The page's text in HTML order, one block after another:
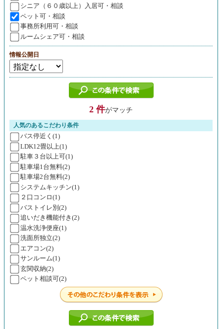
シニア（６０歳以上）入居可・相談
ペット可・相談
事務所利用可・相談
ルームシェア可・相談
情報公開日
2 件がマッチ
人気のあるこだわり条件
バス停近く(1)
LDK12畳以上(1)
駐車３台以上可(1)
駐車場1台無料(2)
駐車場2台無料(2)
システムキッチン(1)
２口コンロ(1)
バストイレ別(2)
追いだき機能付き(2)
温水洗浄便座(1)
洗面所独立(2)
エアコン(2)
サンルーム(1)
玄関収納(2)
ペット相談可(2)